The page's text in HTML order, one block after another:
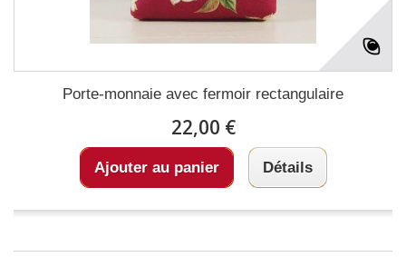
Porte-monnaie avec fermoir rectangulaire
22,00 €
Ajouter au panier Détails